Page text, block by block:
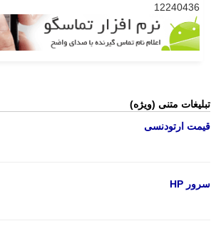
12240436
تبلیغات متنی (ویژه)
قیمت ارتودنسی
سرور HP